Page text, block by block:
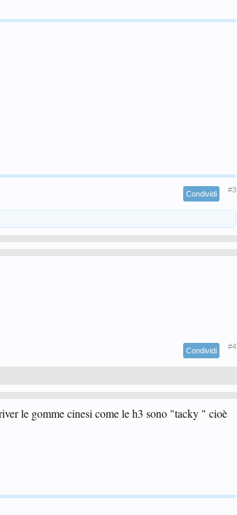
Condividi #3
Condividi #4
le gomme cinesi come le h3 sono "tacky " cioè